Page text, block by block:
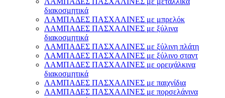
διακοσμητικά
ΛΑΜΠΑΔΕΣ ΠΑΣΧΑΛΙΝΕΣ με μπρελόκ
ΛΑΜΠΑΔΕΣ ΠΑΣΧΑΛΙΝΕΣ με ξύλινα
διακοσμητικά
ΛΑΜΠΑΔΕΣ ΠΑΣΧΑΛΙΝΕΣ με ξύλινη πλάτη
ΛΑΜΠΑΔΕΣ ΠΑΣΧΑΛΙΝΕΣ με ξύλινο σταντ
ΛΑΜΠΑΔΕΣ ΠΑΣΧΑΛΙΝΕΣ με ορειχάλκινα
διακοσμητικά
ΛΑΜΠΑΔΕΣ ΠΑΣΧΑΛΙΝΕΣ με παιχνίδια
ΛΑΜΠΑΔΕΣ ΠΑΣΧΑΛΙΝΕΣ με πορσελάνινα